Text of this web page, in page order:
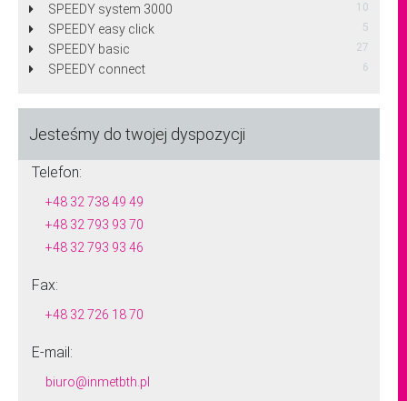
SPEEDY system 3000 10
SPEEDY easy click 5
SPEEDY basic 27
SPEEDY connect 6
Jesteśmy do twojej dyspozycji
Telefon:
+48 32 738 49 49
+48 32 793 93 70
+48 32 793 93 46
Fax:
+48 32 726 18 70
E-mail:
biuro@inmetbth.pl